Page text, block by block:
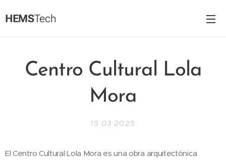
HEMSTech
Centro Cultural Lola
Mora
15.03.2025
El Centro Cultural Lola Mora es una obra arquitectónica